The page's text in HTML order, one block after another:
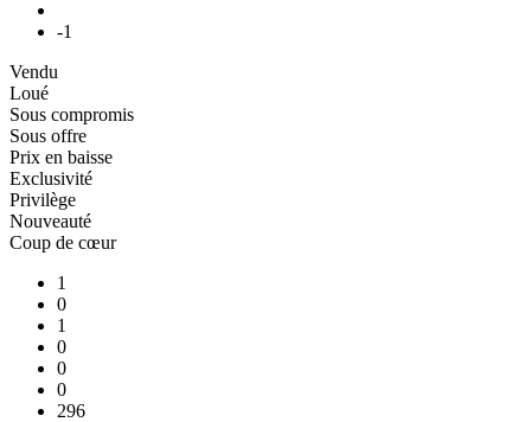
-1
Vendu
Loué
Sous compromis
Sous offre
Prix en baisse
Exclusivité
Privilège
Nouveauté
Coup de cœur
1
0
1
0
0
0
296